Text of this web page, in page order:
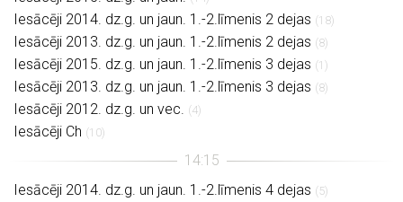
Iesācēji 2014. dz.g. un jaun. 1.-2.līmenis 2 dejas (18)
Iesācēji 2013. dz.g. un jaun. 1.-2.līmenis 2 dejas (8)
Iesācēji 2015. dz.g. un jaun. 1.-2.līmenis 3 dejas (1)
Iesācēji 2013. dz.g. un jaun. 1.-2.līmenis 3 dejas (8)
Iesācēji 2012. dz.g. un vec. (4)
Iesācēji Ch (10)
Iesācēji 2014. dz.g. un jaun. 1.-2.līmenis 4 dejas (5)